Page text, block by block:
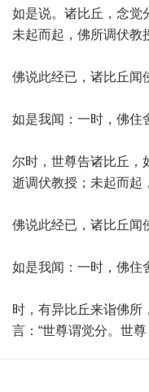
如是说。诸比丘，念觉
未起而起，佛所调伏教
佛说此经已，诸比丘闻
如是我闻：一时，佛住
尔时，世尊告诸比丘，
逝调伏教授；未起而起
佛说此经已，诸比丘闻
如是我闻：一时，佛住
时，有异比丘来诣佛所
言：“世尊谓觉分。世
佛告比丘：“所谓觉分